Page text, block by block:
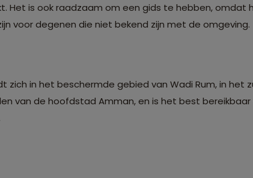
Het is ook raadzaam om een gids te hebben, omdat
voor degenen die niet bekend zijn met de omgeving.
zich in het beschermde gebied van Wadi Rum, in het
van de hoofdstad Amman, en is het best